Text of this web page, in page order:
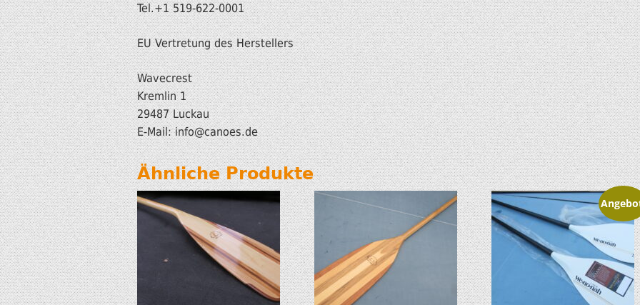
Tel.+1 519-622-0001
EU Vertretung des Herstellers
Wavecrest
Kremlin 1
29487 Luckau
E-Mail: info@canoes.de
Ähnliche Produkte